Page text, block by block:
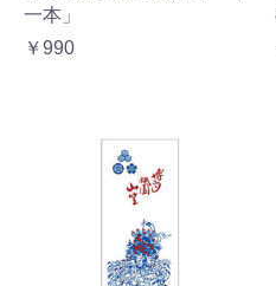
一本」
￥990